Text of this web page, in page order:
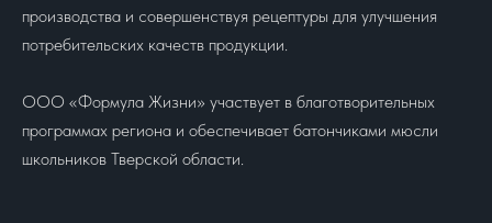
производства и совершенствуя рецептуры для улучшения
потребительских качеств продукции.
ООО «Формула Жизни» участвует в благотворительных
программах региона и обеспечивает батончиками мюсли
школьников Тверской области.